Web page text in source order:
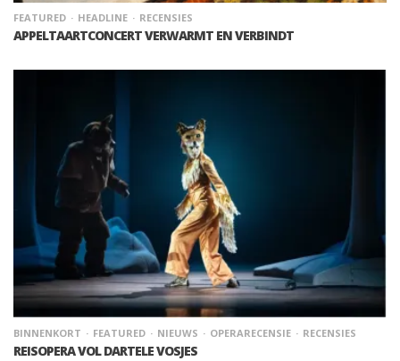
FEATURED HEADLINE RECENSIES
APPELTAARTCONCERT VERWARMT EN VERBINDT
BINNENKORT FEATURED NIEUWS OPERARECENSIE RECENSIES
REISOPERA VOL DARTELE VOSJES